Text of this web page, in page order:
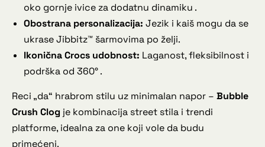
oko gornje ivice za dodatnu dinamiku .
Obostrana personalizacija: Jezik i kaiš mogu da se
ukrase Jibbitz™ šarmovima po želji.
Ikonična Crocs udobnost: Laganost, fleksibilnost i
podrška od 360° .
Reci „da“ hrabrom stilu uz minimalan napor – Bubble
Crush Clog je kombinacija street stila i trendi
platforme, idealna za one koji vole da budu
primećeni.